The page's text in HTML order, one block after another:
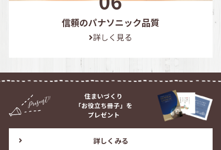
信頼のパナソニック品質
詳しく見る
住まいづくり
「お役立ち冊子」を
プレゼント
詳しくみる